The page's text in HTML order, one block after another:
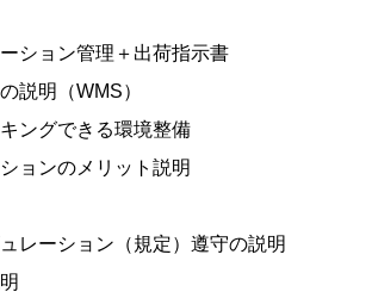
ション管理＋出荷指示書
説明（WMS）
ングできる環境整備
ョンのメリット説明
レーション（規定）遵守の説明